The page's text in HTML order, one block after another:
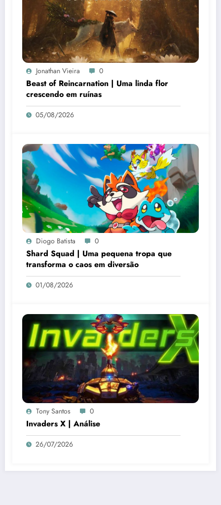
Jonathan Vieira 0
Beast of Reincarnation | Uma linda flor
crescendo em ruínas
05/08/2026
Diogo Batista 0
Shard Squad | Uma pequena tropa que
transforma o caos em diversão
01/08/2026
Tony Santos 0
Invaders X | Análise
26/07/2026